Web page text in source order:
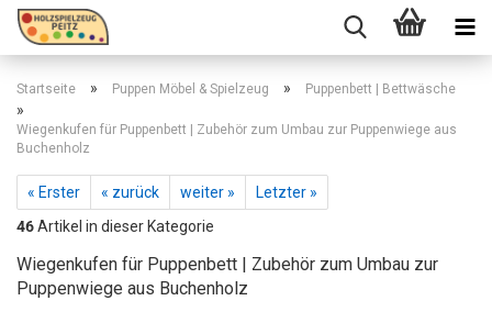
Startseite » Puppen Möbel & Spielzeug » Puppenbett | Bettwäsche
»
Wiegenkufen für Puppenbett | Zubehör zum Umbau zur Puppenwiege aus
Buchenholz
« Erster « zurück weiter »
Letzter »
46Artikel in dieser Kategorie
Wiegenkufen für Puppenbett | Zubehör zum Umbau zur
Puppenwiege aus Buchenholz